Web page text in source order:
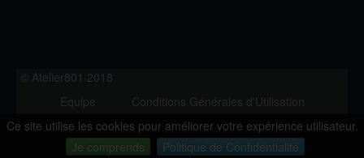
Ce site utilise les cookies pour améliorer votre expérience utilisateur.
Je comprends
Politique de Confidentialité
© Atelier801 2018
Equipe
Conditions Générales d'Utilisation
Politique de Confidentialité
Contact
Version 1.27